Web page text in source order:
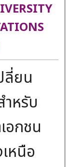
ลี่ยน
หรับ
อกชน
หนือ